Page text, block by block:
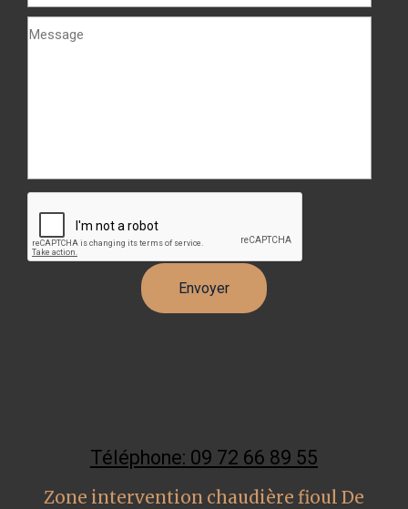
Téléphone: 09 72 66 89 55
Zone intervention chaudière fioul De